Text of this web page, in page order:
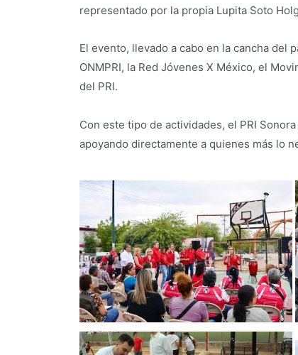
representado por la propia Lupita Soto
El evento, llevado a cabo en la cancha del
ONMPRI, la Red Jóvenes X México, el
del PRI.
Con este tipo de actividades, el PRI
apoyando directamente a quienes más lo